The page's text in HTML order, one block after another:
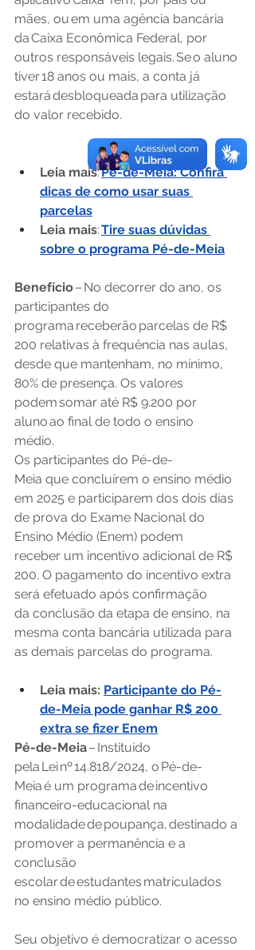
mães, ou em uma agência bancária
da Caixa Econômica Federal, por
outros responsáveis legais. Se o aluno
tiver 18 anos ou mais, a conta já
estará desbloqueada para utilização
do valor recebido.
Leia mais: Pé-de-Meia: Confira
dicas de como usar suas
parcelas
Leia mais: Tire suas dúvidas
sobre o programa Pé-de-Meia
Benefício – No decorrer do ano, os
participantes do
programa receberão parcelas de R$
200 relativas à frequência nas aulas,
desde que mantenham, no mínimo,
80% de presença. Os valores
podem somar até R$ 9.200 por
aluno ao final de todo o ensino
médio.
Os participantes do Pé-de-
Meia que concluírem o ensino médio
em 2025 e participarem dos dois dias
de prova do Exame Nacional do
Ensino Médio (Enem) podem
receber um incentivo adicional de R$
200. O pagamento do incentivo extra
será efetuado após confirmação
da conclusão da etapa de ensino, na
mesma conta bancária utilizada para
as demais parcelas do programa.
Leia mais: Participante do Pé-
de-Meia pode ganhar R$ 200
extra se fizer Enem
Pé-de-Meia – Instituído
pela Lei nº 14.818/2024, o Pé-de-
Meia é um programa de incentivo
financeiro-educacional na
modalidade de poupança, destinado a
promover a permanência e a
conclusão
escolar de estudantes matriculados
no ensino médio público.
Seu objetivo é democratizar o acesso